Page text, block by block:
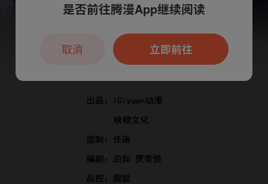
本章节仅支持App阅读，可打开App新用
户7天免费看
是否前往腾漫App继续阅读
立即前往
取消